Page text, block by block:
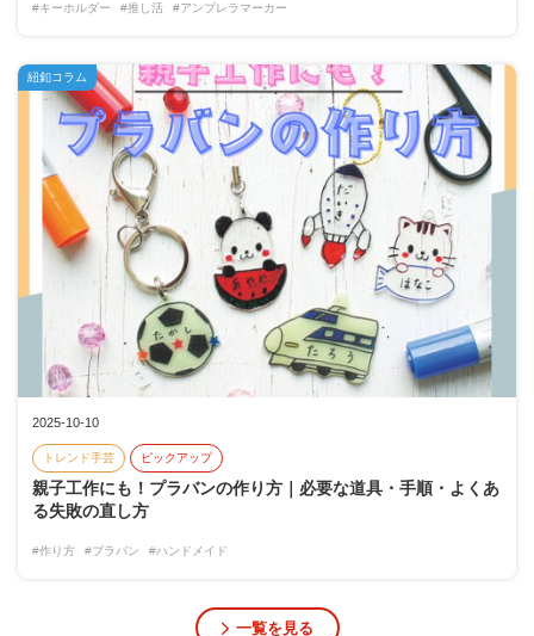
#キーホルダー #推し活 #アンブレラマーカー
2025-10-10
トレンド手芸 ピックアップ
親子工作にも！プラバンの作り方｜必要な道具・手順・よくあ
る失敗の直し方
#作り方 #プラバン #ハンドメイド
紐釦コラム
一覧を見る